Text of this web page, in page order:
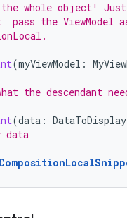
whole object! Just
the ViewModel
(myViewModel :
the descendant
(data : DataToDisplay
data